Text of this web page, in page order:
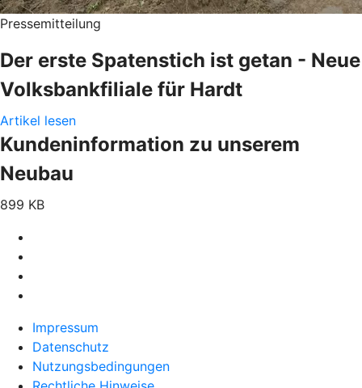
Pressemitteilung
Der erste Spatenstich ist getan - Neue
Volksbankfiliale für Hardt
Artikel lesen
Kundeninformation zu unserem
Neubau
899 KB
Impressum
Datenschutz
Nutzungsbedingungen